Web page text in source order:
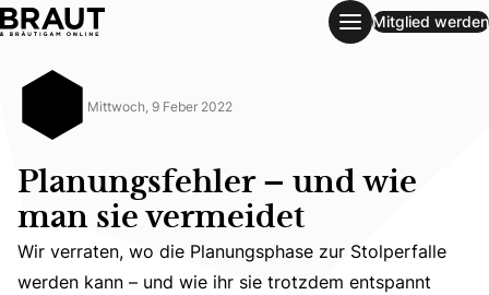
Planungsfehler – und wie man sie vermeidet
Mitglied werden
Mittwoch, 9 Feber 2022
Planungsfehler – und wie
man sie vermeidet
Wir verraten, wo die Planungsphase zur Stolperfalle
Wir verraten, wo die Planungsphase zur Stolperfalle
werden kann – und wie ihr sie trotzdem entspannt